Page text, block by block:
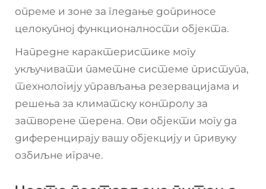
опреме и зоне за гледање доприносе
целокупној функционалности објекта.
Напредне карактеристике могу
укључивати паметне системе приступа,
технологију управљања резервацијама и
решења за климатску контролу за
затворене терена. Ови објекти могу да
диференцирају вашу објекцију и привуку
озбиљне играче.